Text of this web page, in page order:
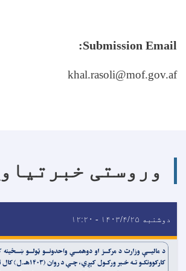
Submission Email:
khal.rasoli@mof.gov.af
وروستی
دوشنبه ۱۴۰۳/۴/۲۵ - ۱۲:۲۰